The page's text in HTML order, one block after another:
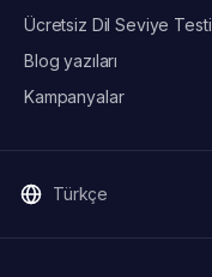
Ücretsiz Dil Seviye Testi
Blog yazıları
Kampanyalar
Türkçe